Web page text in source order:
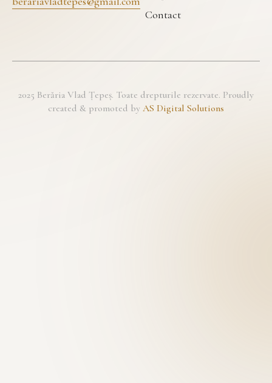
Contact
2025 Berăria Vlad Țepeș. Toate drepturile rezervate. Proudly
created & promoted by AS Digital Solutions